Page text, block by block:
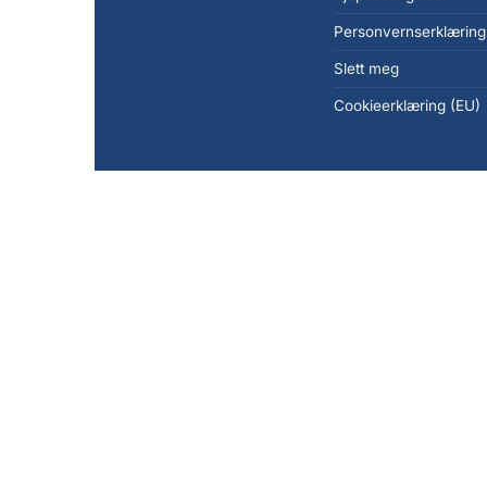
Personvernserklæring
Slett meg
Cookieerklæring (EU)